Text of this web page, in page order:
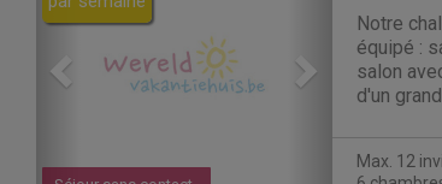
Notre
équipé :
salon
d'un
dont
Max. 12